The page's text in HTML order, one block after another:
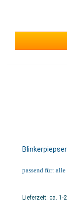
passend für:
Lieferzeit: ca. 1-